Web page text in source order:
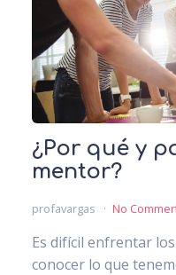
¿Por qué y
mentor?
profavargas No
Es difícil enfrentar
conocer lo que